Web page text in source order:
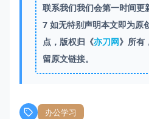
联系我们我们会第一时间更
7如无特别声明本文即为原
点，版权归《亦刀网》所有
留原文链接。
办公学习